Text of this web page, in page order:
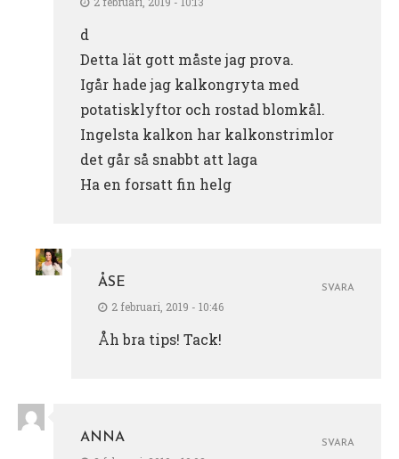
d
Detta lät gott måste jag prova.
Igår hade jag kalkongryta med
potatisklyftor och rostad blomkål.
Ingelsta kalkon har kalkonstrimlor
det går så snabbt att laga
Ha en forsatt fin helg
ÅSE
2 februari, 2019 - 10:46
Åh bra tips! Tack!
SVARA
ANNA
SVARA